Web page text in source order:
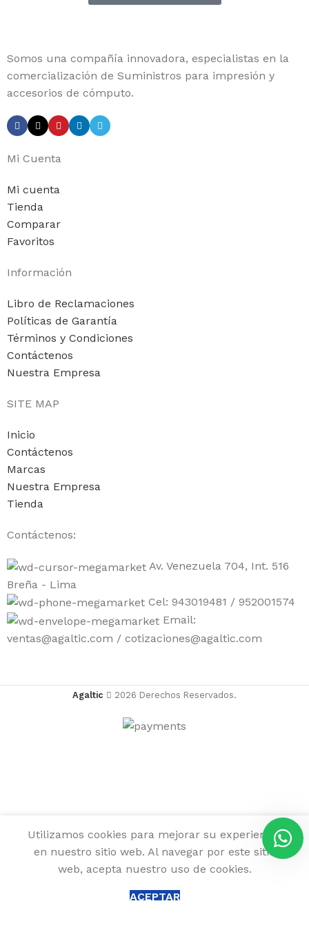
Somos una compañía innovadora, especialistas en la
comercialización de Suministros para impresión y
accesorios de cómputo.
Mi Cuenta
Mi cuenta
Tienda
Comparar
Favoritos
Información
Libro de Reclamaciones
Políticas de Garantía
Términos y Condiciones
Contáctenos
Nuestra Empresa
SITE MAP
Inicio
Contáctenos
Marcas
Nuestra Empresa
Tienda
Contáctenos:
Av. Venezuela 704, Int. 516
Breña - Lima
Cel: 943019481 / 952001574
Email:
ventas@agaltic.com / cotizaciones@agaltic.com
Agaltic 2026 Derechos Reservados.
Utilizamos cookies para mejorar su experiencia
en nuestro sitio web. Al navegar por este sitio
web, acepta nuestro uso de cookies.
ACEPTAR
Tinta HP
C4913A (82)
Yellow 500,
S/263.90
Sin